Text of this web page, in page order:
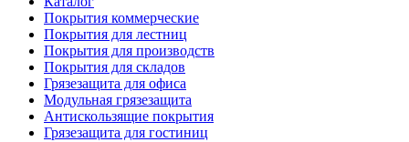
Покрытия коммерческие
Покрытия для лестниц
Покрытия для производств
Покрытия для складов
Грязезащита для офиса
Модульная грязезащита
Антискользящие покрытия
Грязезащита для гостиниц